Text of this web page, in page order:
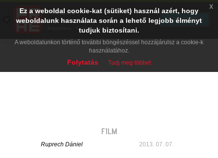
FILM
Ruprech Dániel 2013. 07. 07.
Ez a weboldal cookie-kat (sütiket) használ azért, hogy
weboldalunk használata során a lehető legjobb élményt
tudjuk biztosítani.
A weboldalunkon történő további böngészéssel hozzájárulsz a cookie-k
használatához.
Folytatás Tudj meg többet
x
PRAE.HU
Digital Evolution
Ingyenes - Google Play
TELEPÍTÉS